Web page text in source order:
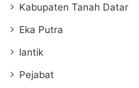
Kabupaten Tanah Datar
Eka Putra
lantik
Pejabat